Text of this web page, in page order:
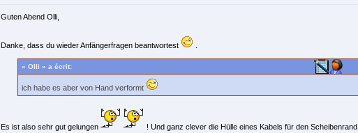
Guten Abend Olli,
Danke, dass du wieder Anfängerfragen beantwortest
« Olli » a écrit:
ich habe es aber von Hand verformt
Es ist also sehr gut gelungen ! Und ganz clever die Hülle eines Kabels für den Scheibenrand